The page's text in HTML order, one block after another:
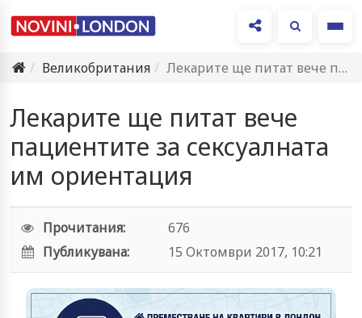
Великобритания
Лекарите ще питат вече пациентите за сексуалната им ориентация
Лекарите ще питат вече
пациентите за сексуалната
им ориентация
Прочитания:
676
Публикувана:
15 Октомври 2017, 10:21